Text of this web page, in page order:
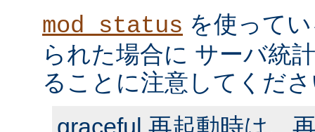
mod_status を使って
られた場合に サーバ統
ることに注意してくだ
graceful 再起動時は、